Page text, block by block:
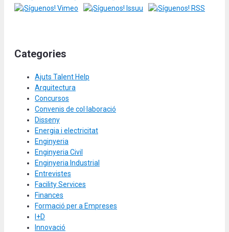
Categories
Ajuts Talent Help
Arquitectura
Concursos
Convenis de col·laboració
Disseny
Energia i electricitat
Enginyeria
Enginyeria Civil
Enginyeria Industrial
Entrevistes
Facility Services
Finances
Formació per a Empreses
I+D
Innovació